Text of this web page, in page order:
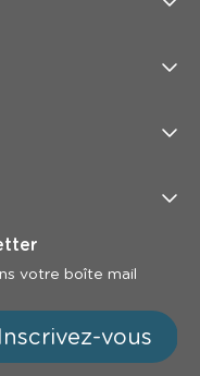
votre boîte mail
Inscrivez-vous